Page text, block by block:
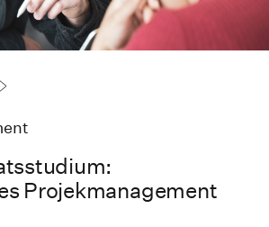
Projekmanagement